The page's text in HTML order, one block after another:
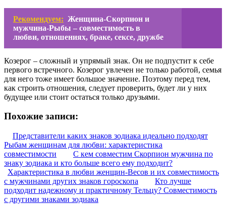
Рекомендуем: Женщина-Скорпион и
мужчина-Рыбы – совместимость в
любви, отношениях, браке, сексе, дружбе
Козерог – сложный и упрямый знак. Он не подпустит к себе
первого встречного. Козерог увлечен не только работой, семья
для него тоже имеет большое значение. Поэтому перед тем,
как строить отношения, следует проверить, будет ли у них
будущее или стоит остаться только друзьями.
Похожие записи:
Представители каких знаков зодиака идеально подходят
Рыбам женщинам для любви: характеристика
совместимости
С кем совместим Скорпион мужчина по
знаку зодиака и кто больше всего ему подходит?
Характеристика в любви женщин-Весов и их совместимость
с мужчинами других знаков гороскопа
Кто лучше
подходит надежному и практичному Тельцу? Совместимость
с другими знаками зодиака